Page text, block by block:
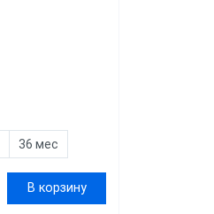
36 мес
В корзину